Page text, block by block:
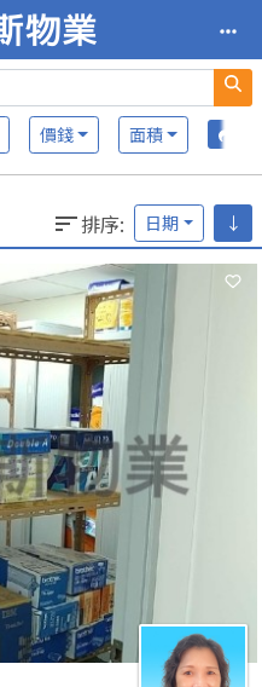
價錢 面積
排序: 日期 ↓